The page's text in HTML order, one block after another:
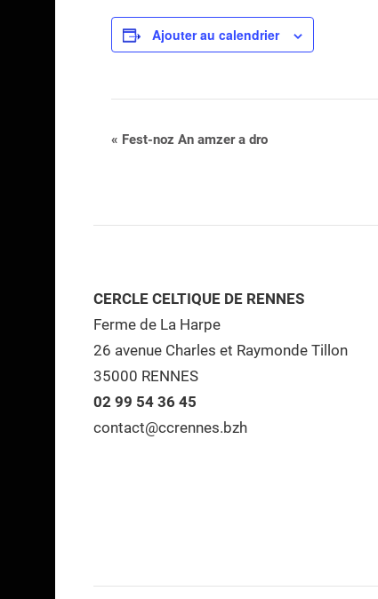
Ajouter au calendrier
Navigation
« Fest-noz An amzer a dro
CERCLE CELTIQUE DE RENNES
Ferme de La Harpe
26 avenue Charles et Raymonde Tillon
35000 RENNES
02 99 54 36 45
contact@ccrennes.bzh